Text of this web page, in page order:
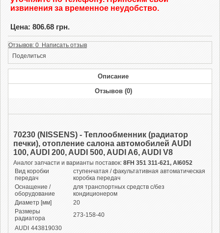
извинения за временное неудобство.
Цена: 806.68 грн.
Отзывов: 0 Написать отзыв
Поделиться
Описание
Отзывов (0)
70230 (NISSENS) - Теплообменник (радиатор
печки), отопление салона автомобилей AUDI
100, AUDI 200, AUDI 500, AUDI A6, AUDI V8
Аналог запчасти и варианты поставок: 8FH 351 311-621, AI6052
Вид коробки
передач
ступенчатая / факультативная автоматическая
коробка передач
Оснащение /
оборудование
для транспортных средств с/без
кондиционером
Диаметр [мм]
20
Размеры
радиатора
273-158-40
AUDI 443819030